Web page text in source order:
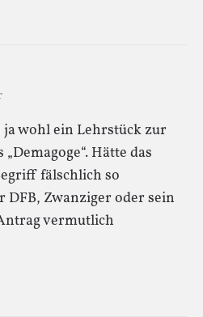
wohl ein Lehrstück zur
Hätte das
fälschlich so
DFB, Zwanziger oder sein
vermutlich